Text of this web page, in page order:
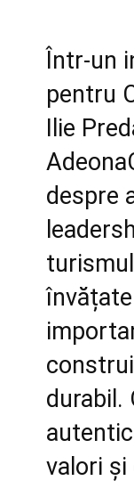
Într-un
pentru
Ilie
despre
durabil.
valori și